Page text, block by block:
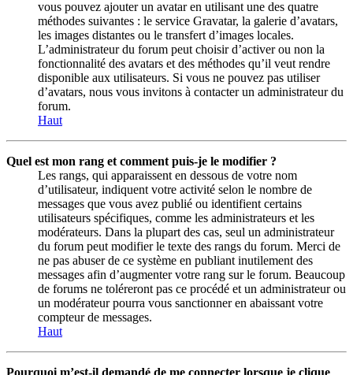
vous pouvez ajouter un avatar en utilisant une des quatre
méthodes suivantes : le service Gravatar, la galerie d’avatars,
les images distantes ou le transfert d’images locales.
L’administrateur du forum peut choisir d’activer ou non la
fonctionnalité des avatars et des méthodes qu’il veut rendre
disponible aux utilisateurs. Si vous ne pouvez pas utiliser
d’avatars, nous vous invitons à contacter un administrateur du
forum.
Haut
Quel est mon rang et comment puis-je le modifier ?
Les rangs, qui apparaissent en dessous de votre nom
d’utilisateur, indiquent votre activité selon le nombre de
messages que vous avez publié ou identifient certains
utilisateurs spécifiques, comme les administrateurs et les
modérateurs. Dans la plupart des cas, seul un administrateur
du forum peut modifier le texte des rangs du forum. Merci de
ne pas abuser de ce système en publiant inutilement des
messages afin d’augmenter votre rang sur le forum. Beaucoup
de forums ne toléreront pas ce procédé et un administrateur ou
un modérateur pourra vous sanctionner en abaissant votre
compteur de messages.
Haut
Pourquoi m’est-il demandé de me connecter lorsque je clique